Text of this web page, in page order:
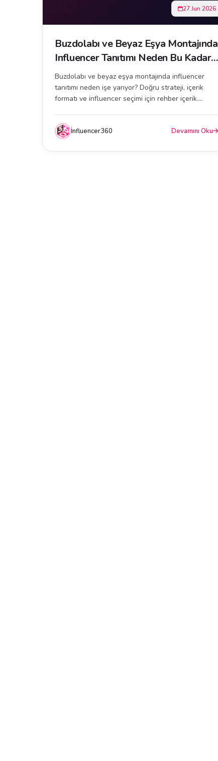
27 Jun 2026
Buzdolabı ve Beyaz Eşya Montajında
Influencer Tanıtımı Neden Bu Kadar
Etkili?
Buzdolabı ve beyaz eşya montajında influencer
tanıtımı neden işe yarıyor? Doğru strateji, içerik
formatı ve influencer seçimi için rehber içerik....
İnfluencer360 Devamını Oku